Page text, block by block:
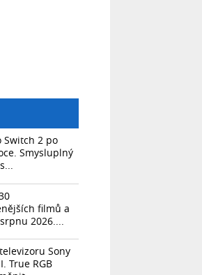
Switch 2 po
Smysluplný
filmů a
2026....
Sony
True RGB